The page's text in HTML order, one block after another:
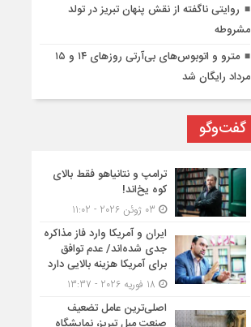
روایتی ناگفته از نقش پنهان تبریز در تولد
مشروطه
مترو و اتوبوس‌های بی‌آرتی روزهای ۱۴ و ۱۵
مرداد رایگان شد
گفت‌وگو
ترامپ و نتانیاهو فقط بالای
کوه یخ‌اند!
ایران و آمریکا وارد فاز مذاکره
جدی شده‌اند/ عدم توافق
برای آمریکا هزینه بالایی دارد
اصلی‌ترین عامل تضعیف